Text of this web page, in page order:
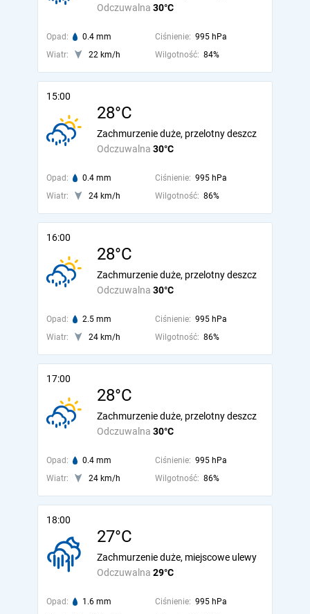
Odczuwalna 30°C
Opad: 0.4 mm Ciśnienie: 995 hPa
Wiatr:
22 km/h Wilgotność: 84%
15:00
28°C
Odczuwalna 30°C
Zachmurzenie duże, przelotny deszcz
Opad: 0.4 mm Ciśnienie: 995 hPa
Wiatr:
24 km/h Wilgotność: 86%
16:00
28°C
Odczuwalna 30°C
Zachmurzenie duże, przelotny deszcz
Opad: 2.5 mm Ciśnienie: 995 hPa
Wiatr:
24 km/h Wilgotność: 86%
17:00
28°C
Odczuwalna 30°C
Zachmurzenie duże, przelotny deszcz
Opad: 0.4 mm Ciśnienie: 995 hPa
Wiatr:
24 km/h Wilgotność: 86%
18:00
27°C
Odczuwalna 29°C
Zachmurzenie duże, miejscowe ulewy
Opad: 1.6 mm Ciśnienie: 995 hPa